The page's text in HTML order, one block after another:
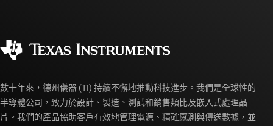
myTI 帳戶常見問題解答
訂購 FAQ
數十年來，德州儀器 (TI) 持續不懈地推動科技進步。我們是全球性的
半導體公司，致力於設計、製造、測試和銷售類比及嵌入式處理晶
片。我們的產品協助客戶有效地管理電源、精確感測與傳送數據，並